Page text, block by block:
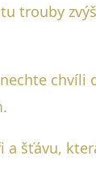
trouby
šťávu,